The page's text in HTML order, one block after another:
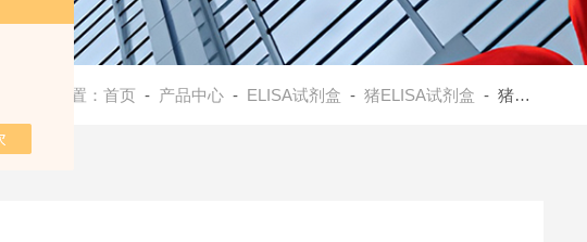
当前位置：首页 - 产品中心 - ELISA试剂盒 -猪ELISA试剂盒 - 猪胆囊收缩素(CCK)ELISA试剂盒